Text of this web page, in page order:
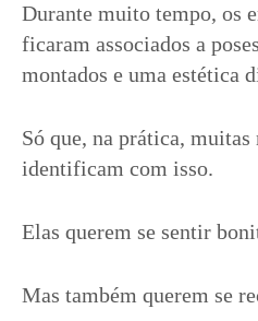
Durante muito tempo, os
ficaram associados a
montados e uma estética
Só que, na prática, muitas
identificam com isso.
Elas querem se sentir
Mas também querem se